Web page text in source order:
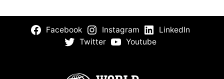
Facebook Instagram
LinkedIn
Twitter
Youtube